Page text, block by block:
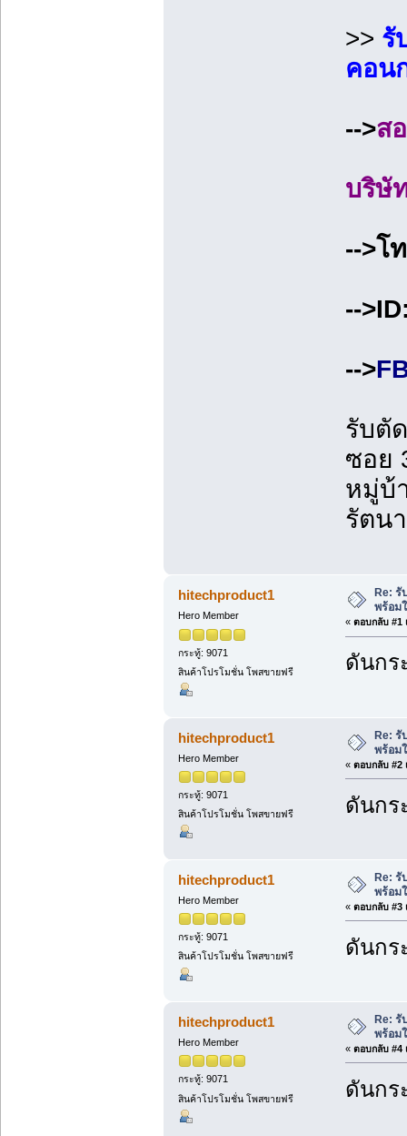
>> รั
คอน
-->ส
บริษั
-->โ
--
-->
รับตั
ซอย
หมู่บ้
รัตน
hitechproduct1
Hero Member
กระทู้: 9071
สินค้าโปรโมชั่น โพสขายฟรี
Re: รั
พร้อม
« ตอบกลับ #1
ดันก
hitechproduct1
Hero Member
กระทู้: 9071
สินค้าโปรโมชั่น โพสขายฟรี
Re: รั
พร้อม
« ตอบกลับ #2
ดันก
hitechproduct1
Hero Member
กระทู้: 9071
สินค้าโปรโมชั่น โพสขายฟรี
Re: รั
พร้อม
« ตอบกลับ #3
ดันก
hitechproduct1
Hero Member
กระทู้: 9071
สินค้าโปรโมชั่น โพสขายฟรี
Re: รั
พร้อม
« ตอบกลับ #4
ดันก